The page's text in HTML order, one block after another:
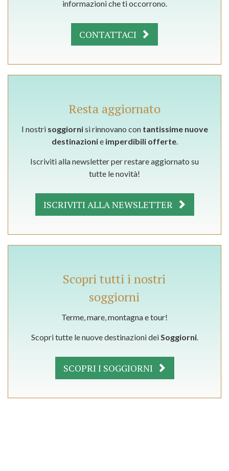
informazioni che ti occorrono.
CONTATTACI
Resta aggiornato
I nostri soggiornisi rinnovano con tantissime nuove
destinazionie imperdibili offerte.
Iscriviti alla newsletter per restare aggiornato su
tutte le novità!
ISCRIVITI ALLA NEWSLETTER
Scopri tutti i nostri
soggiorni
Terme, mare, montagna e tour!
Scopri tutte le nuove destinazioni deiSoggiorni.
SCOPRI I SOGGIORNI